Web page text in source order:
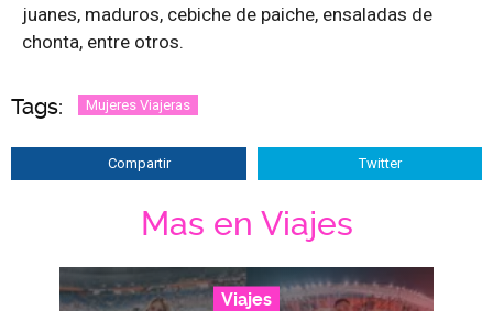
juanes, maduros, cebiche de paiche, ensaladas de
chonta, entre otros.
Tags: Mujeres Viajeras
Compartir Twitter
Mas en Viajes
Viajes